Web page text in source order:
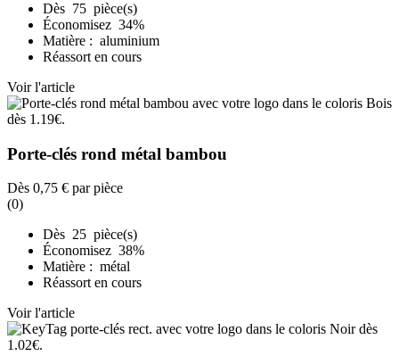
Dès 75 pièce(s)
Économisez 34%
Matière : aluminium
Réassort en cours
Voir l'article
Porte-clés rond métal bambou
Dès 0,75 € par pièce
(0)
Dès 25 pièce(s)
Économisez 38%
Matière : métal
Réassort en cours
Voir l'article